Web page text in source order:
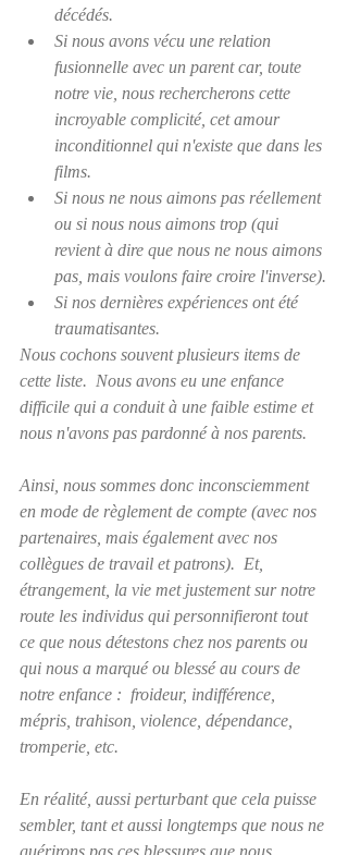
décédés.
Si nous avons vécu une relation
fusionnelle avec un parent car, toute
notre vie, nous rechercherons cette
incroyable complicité, cet amour
inconditionnel qui n'existe que dans les
films.
Si nous ne nous aimons pas réellement
ou si nous nous aimons trop (qui
revient à dire que nous ne nous aimons
pas, mais voulons faire croire l'inverse).
Si nos dernières expériences ont été
traumatisantes.
Nous cochons souvent plusieurs items de
cette liste.  Nous avons eu une enfance
difficile qui a conduit à une faible estime et
nous n'avons pas pardonné à nos parents.
Ainsi, nous sommes donc inconsciemment
en mode de règlement de compte (avec nos
partenaires, mais également avec nos
collègues de travail et patrons).  Et,
étrangement, la vie met justement sur notre
route les individus qui personnifieront tout
ce que nous détestons chez nos parents ou
qui nous a marqué ou blessé au cours de
notre enfance :  froideur, indifférence,
mépris, trahison, violence, dépendance,
tromperie, etc.
En réalité, aussi perturbant que cela puisse
sembler, tant et aussi longtemps que nous ne